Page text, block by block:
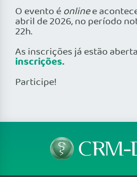
O evento é onlinee
abril de 2026, no período
22h.
As inscrições já estão
inscrições.
Participe!